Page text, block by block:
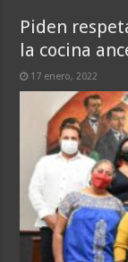
Piden
la cocina
17 enero, 2022